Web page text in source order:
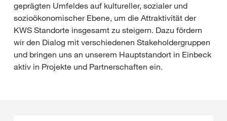
geprägten Umfeldes auf kultureller, sozialer und
sozioökonomischer Ebene, um die Attraktivität der
KWS Standorte insgesamt zu steigern. Dazu fördern
wir den Dialog mit verschiedenen Stakeholdergruppen
und bringen uns an unserem Hauptstandort in Einbeck
aktiv in Projekte und Partnerschaften ein.